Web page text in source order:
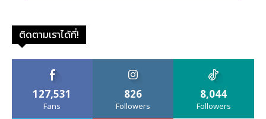
ติดตามเราได้ที่!
127,531
Fans
826
Followers
8,044
Followers